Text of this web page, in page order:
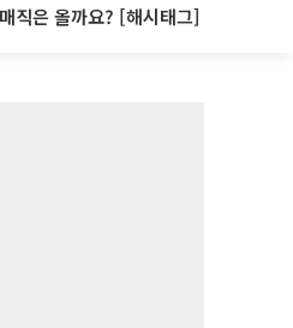
직은 올까요? [해시태그]